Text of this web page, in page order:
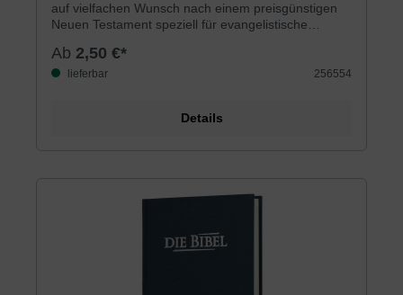
auf vielfachen Wunsch nach einem preisgünstigen
Neuen Testament speziell für evangelistische
lesbar ist es bestens für Büchertische,
Verteilaktionen usw. geeignet. Mit Psalmen.
Ab 2,50 €*
lieferbar 256554
Details